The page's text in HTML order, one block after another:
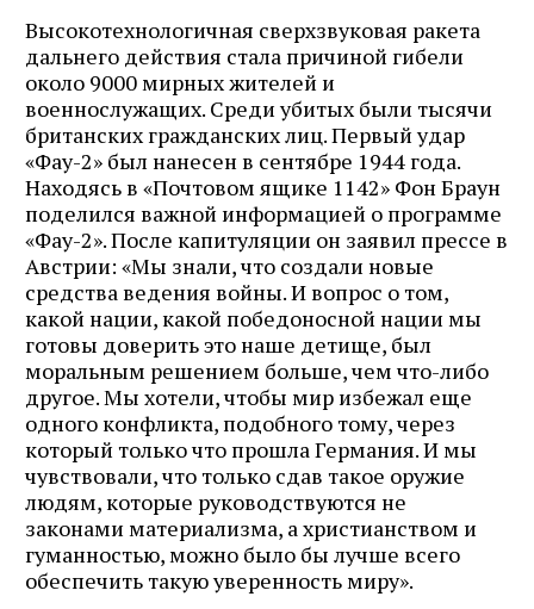
Высокотехнологичная сверхзвуковая ракета
дальнего действия стала причиной гибели
около 9000 мирных жителей и
военнослужащих. Среди убитых были тысячи
британских гражданских лиц. Первый удар
«Фау-2» был нанесен в сентябре 1944 года.
Находясь в «Почтовом ящике 1142» Фон Браун
поделился важной информацией о программе
«Фау-2». После капитуляции он заявил прессе в
Австрии: «Мы знали, что создали новые
средства ведения войны. И вопрос о том,
какой нации, какой победоносной нации мы
готовы доверить это наше детище, был
моральным решением больше, чем что-либо
другое. Мы хотели, чтобы мир избежал еще
одного конфликта, подобного тому, через
который только что прошла Германия. И мы
чувствовали, что только сдав такое оружие
людям, которые руководствуются не
законами материализма, а христианством и
гуманностью, можно было бы лучше всего
обеспечить такую уверенность миру».